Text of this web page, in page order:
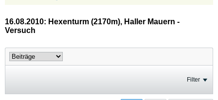
16.08.2010: Hexenturm (2170m), Haller Mauern -
Versuch
Filter